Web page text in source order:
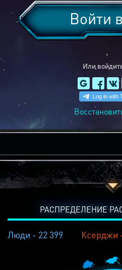
Или
Войти
РАСПРЕДЕЛЕНИЕ
Люди - 22 399 Ксерджи